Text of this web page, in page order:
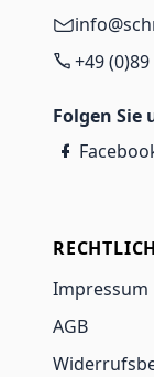
+49
Folgen Sie
Impressum
AGB